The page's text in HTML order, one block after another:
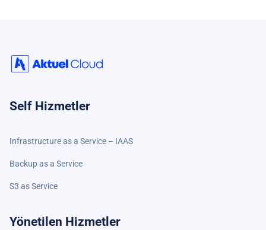
Self Hizmetler
Infrastructure as a Service – IAAS
Backup as a Service
S3 as Service
Yönetilen Hizmetler